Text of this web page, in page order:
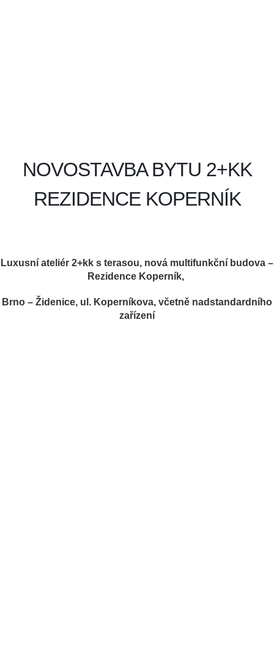
NOVOSTAVBA BYTU 2+KK
REZIDENCE KOPERNÍK
Luxusní ateliér 2+kk s terasou, nová multifunkční budova –
Rezidence Koperník,
Brno – Židenice, ul. Koperníkova, včetně nadstandardního
zařízení